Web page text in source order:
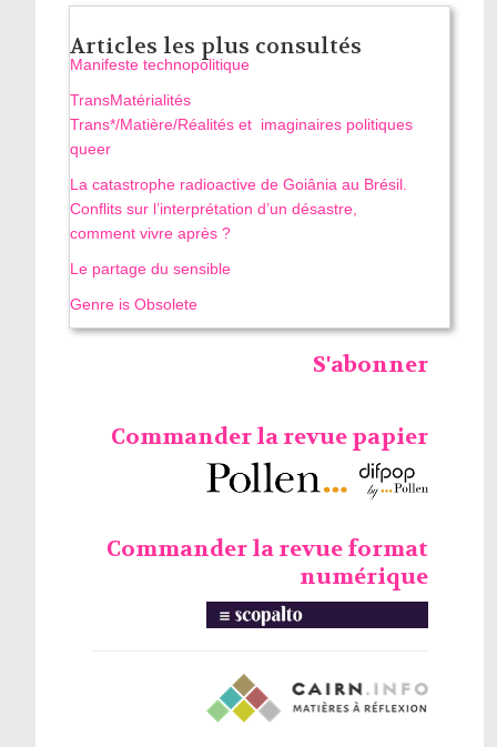
Articles les plus consultés
Manifeste technopolitique
TransMatérialités
Trans*/Matière/Réalités et imaginaires politiques
queer
La catastrophe radioactive de Goiânia au Brésil.
Conflits sur l’interprétation d’un désastre,
comment vivre après ?
Le partage du sensible
Genre is Obsolete
S'abonner
Commander la revue papier
Commander la revue format
numérique